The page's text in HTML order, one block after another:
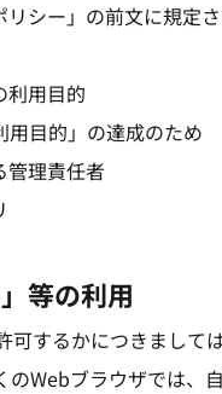
リシー」の前文に規定
利用目的
用目的」の達成のため
管理責任者
等の利用
可するかにつきまして
のWebブラウザでは、